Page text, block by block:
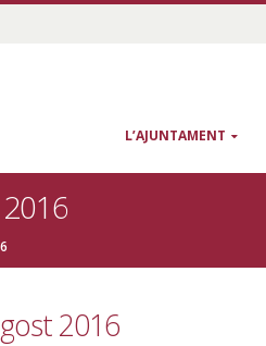
L’AJUNTAMENT
2016